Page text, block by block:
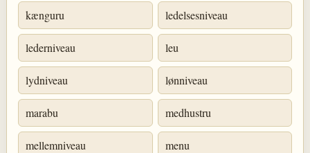
kænguru ledelsesniveau
lederniveau leu
lydniveau lønniveau
marabu medhustru
mellemniveau menu